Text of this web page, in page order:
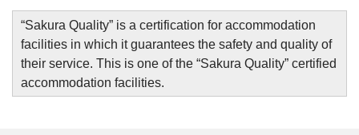
“Sakura Quality” is a certification for accommodation
facilities in which it guarantees the safety and quality of
their service. This is one of the “Sakura Quality” certified
accommodation facilities.